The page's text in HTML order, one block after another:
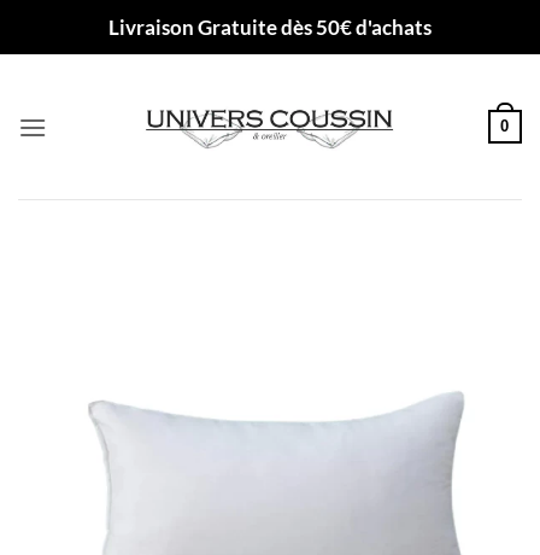
Livraison Gratuite dès 50€ d'achats
0